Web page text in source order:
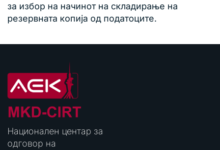
за избор на начинот на складирање на
резервната копија од податоците.
Национален центар за
одговор на